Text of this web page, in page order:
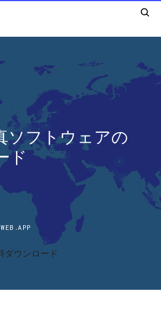
ソフトウェアの
ド
ウンロード